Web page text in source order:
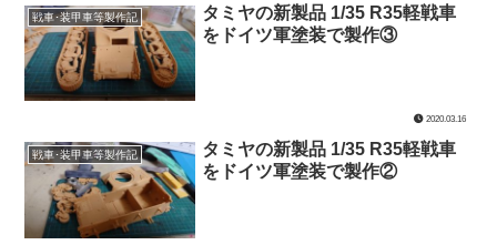
戦車･装甲車等製作記
タミヤの新製品 1/35 R35軽戦車
をドイツ軍塗装で製作③
2020.03.16
戦車･装甲車等製作記
タミヤの新製品 1/35 R35軽戦車
をドイツ軍塗装で製作②